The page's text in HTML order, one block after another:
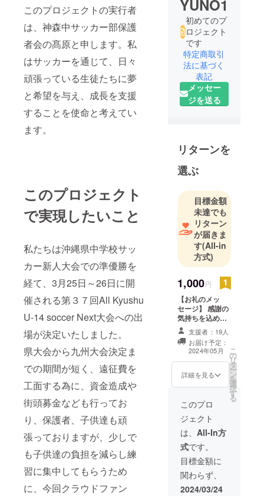
このプロジェクトの実行者
は、神森中サッカー部保護
者会の髙原と申します。私
はサッカーを通じて、日々
頑張っている生徒たちに夢
と希望を与え、成長を支援
することを使命と考えてい
ます。
このプロジェクト
で実現したいこと
私たちは沖縄県中学校サッ
カー新人大会での準優勝を
経て、3月25日～26日に開
催される第３７回All Kyushu
U-14 soccer Next大会への出
場が決定いたしました。
県大会から九州大会決定ま
での期間が短く、遠征費を
工面する為に、資金造成や
街頭募金なども行ってお
り、保護者、子供達も頑
張っておりますが、少しで
も子供達の負担を減らし練
習に集中してもらうため
に、今回クラウドファン
YUNO1
初めてのプ
ロジェクト
です
特定商取引
法に基づく
表記
メッセー
ジを送る
リターンを
選ぶ
目標金額
未達でも
リターン
が届きま
す(All-in
方式)
1,000円
【お礼のメッ
セージ】 感謝の
気持ちを込め
て、お礼のメッ
セージと試合結
果をお送りさせ
ていただきま
す。 ※支援金は
任意に増額可能
しくお願いしま
支援者：19人
お届け予定：
2024年05月
詳細を見る
こ
の
リ
タ
ー
ン
を
選
択
す
る
このプロ
ジェクト
は、 All-In方
式です。
目標金額に
関わらず、
2024/03/24